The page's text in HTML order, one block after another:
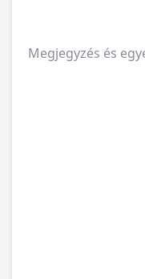
Megjegyzés és